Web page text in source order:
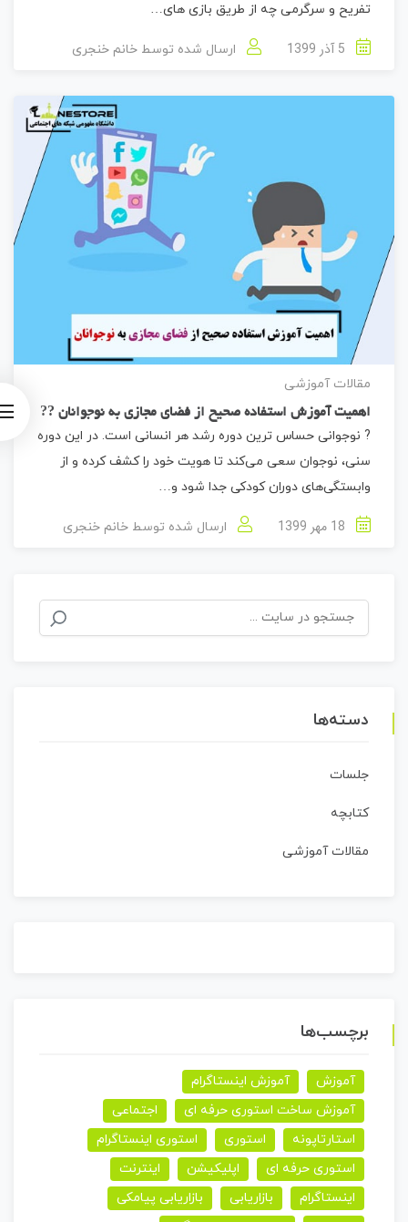
تفریح و سرگرمی چه از طریق بازی های…
ارسال شده توسط خانم خنجری
مقالات آموزشی
اهمیت آموزش استفاده صحیح از فضای مجازی به نوجوانان ??
? نوجوانی حساس ترین دوره رشد هر انسانی است. در این دوره
سنی، نوجوان سعی می‌کند تا هویت خود را کشف کرده و از
وابستگی‌های دوران کودکی جدا شود و…
ارسال شده توسط خانم خنجری
جستجو
برای:
دسته‌ها
جلسات
کتابچه
مقالات آموزشی
برچسب‌ها
آموزش
آموزش اینستاگرام
آموزش ساخت استوری حرفه ای
اجتماعی
استارتاپونه
استوری
استوری اینستاگرام
استوری حرفه ای
اپلیکیشن
اینترنت
اینستاگرام
بازاریابی
بازاریابی پیامکی